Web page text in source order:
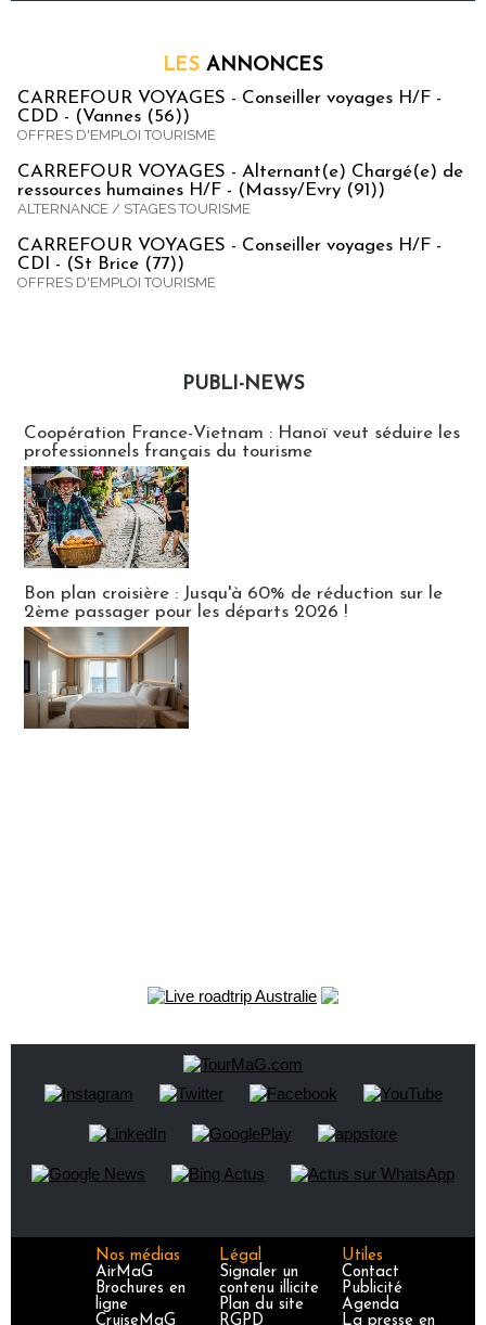
LES ANNONCES
CARREFOUR VOYAGES - Conseiller voyages H/F -
CDD - (Vannes (56))
OFFRES D'EMPLOI TOURISME
CARREFOUR VOYAGES - Alternant(e) Chargé(e) de
ressources humaines H/F - (Massy/Evry (91))
ALTERNANCE / STAGES TOURISME
CARREFOUR VOYAGES - Conseiller voyages H/F -
CDI - (St Brice (77))
OFFRES D'EMPLOI TOURISME
PUBLI-NEWS
Coopération France-Vietnam : Hanoï veut séduire les
professionnels français du tourisme
Bon plan croisière : Jusqu'à 60% de réduction sur le
2ème passager pour les départs 2026 !
Nos médias
AirMaG
Brochures en
ligne
CruiseMaG
Légal
Signaler un
contenu illicite
Plan du site
RGPD
Utiles
Contact
Publicité
Agenda
La presse en